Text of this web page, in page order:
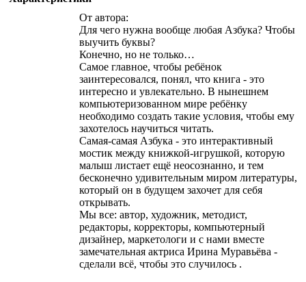
От автора:
Для чего нужна вообще любая Азбука? Чтобы
выучить буквы?
Конечно, но не только…
Самое главное, чтобы ребёнок
заинтересовался, понял, что книга - это
интересно и увлекательно. В нынешнем
компьютеризованном мире ребёнку
необходимо создать такие условия, чтобы ему
захотелось научиться читать.
Самая-самая Азбука - это интерактивный
мостик между книжкой-игрушкой, которую
малыш листает ещё неосознанно, и тем
бесконечно удивительным миром литературы,
который он в будущем захочет для себя
открывать.
Мы все: автор, художник, методист,
редакторы, корректоры, компьютерный
дизайнер, маркетологи и с нами вместе
замечательная актриса Ирина Муравьёва -
сделали всё, чтобы это случилось .